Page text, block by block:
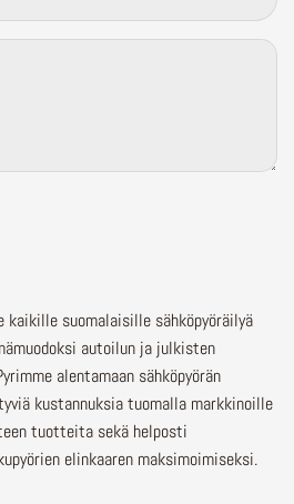
kaikille suomalaisille sähköpyöräilyä
autoilun ja julkisten
alentamaan sähköpyörän
kustannuksia tuomalla markkinoille
tuotteita sekä helposti
elinkaaren maksimoimiseksi.